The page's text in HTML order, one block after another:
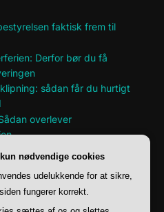
faktisk frem til
Derfor bør du få
sådan får du hurtigt
overlever
i et lille hjem
nødvendige cookies
udelukkende for at sikre,
fungerer korrekt.